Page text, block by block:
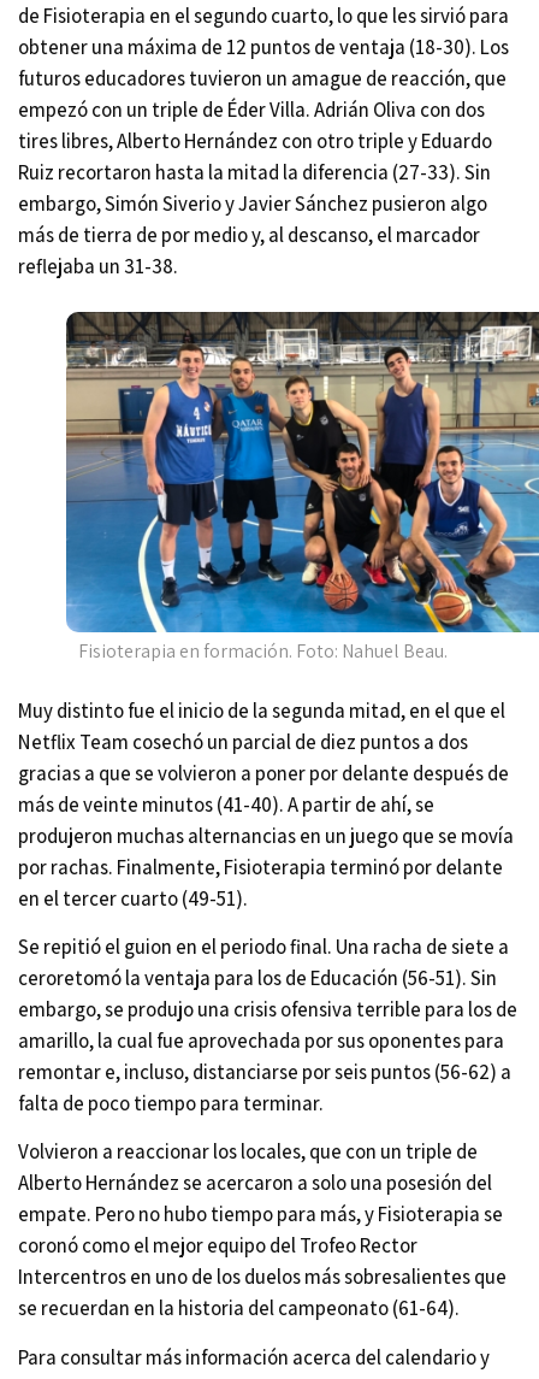
de Fisioterapia en el segundo cuarto, lo que les sirvió para
obtener una máxima de 12 puntos de ventaja (18-30). Los
futuros educadores tuvieron un amague de reacción, que
empezó con un triple de Éder Villa. Adrián Oliva con dos
tires libres, Alberto Hernández con otro triple y Eduardo
Ruiz recortaron hasta la mitad la diferencia (27-33). Sin
embargo, Simón Siverio y Javier Sánchez pusieron algo
más de tierra de por medio y, al descanso, el marcador
reflejaba un 31-38.
Fisioterapia en formación. Foto: Nahuel Beau.
Muy distinto fue el inicio de la segunda mitad, en el que el
Netflix Team cosechó un parcial de diez puntos a dos
gracias a que se volvieron a poner por delante después de
más de veinte minutos (41-40). A partir de ahí, se
produjeron muchas alternancias en un juego que se movía
por rachas. Finalmente, Fisioterapia terminó por delante
en el tercer cuarto (49-51).
Se repitió el guion en el periodo final. Una racha de siete a
ceroretomó la ventaja para los de Educación (56-51). Sin
embargo, se produjo una crisis ofensiva terrible para los de
amarillo, la cual fue aprovechada por sus oponentes para
remontar e, incluso, distanciarse por seis puntos (56-62) a
falta de poco tiempo para terminar.
Volvieron a reaccionar los locales, que con un triple de
Alberto Hernández se acercaron a solo una posesión del
empate. Pero no hubo tiempo para más, y Fisioterapia se
coronó como el mejor equipo del Trofeo Rector
Intercentros en uno de los duelos más sobresalientes que
se recuerdan en la historia del campeonato (61-64).
Para consultar más información acerca del calendario y